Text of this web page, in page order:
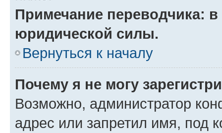
Примечание переводчика:
юридической силы.
Вернуться к началу
Почему я не могу
Возможно, администратор
адрес или запретил имя, под